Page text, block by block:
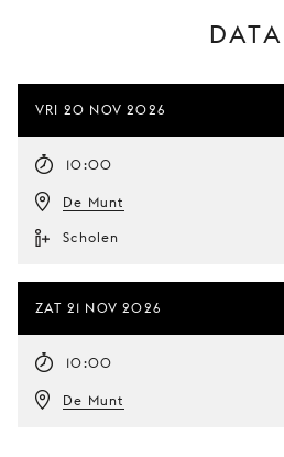
DATA
VRI 20 NOV 2026
10:00
De Munt
Scholen
ZAT 21 NOV 2026
10:00
De Munt